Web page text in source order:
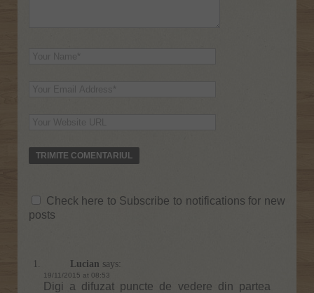
Check here to Subscribe to notifications for new
posts
Lucian says:
19/11/2015 at 08:53
Digi a difuzat puncte de vedere din partea